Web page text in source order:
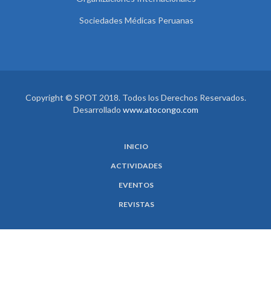
Sociedades Médicas Peruanas
Copyright © SPOT 2018. Todos los Derechos Reservados.
Desarrollado www.atocongo.com
INICIO
ACTIVIDADES
EVENTOS
REVISTAS